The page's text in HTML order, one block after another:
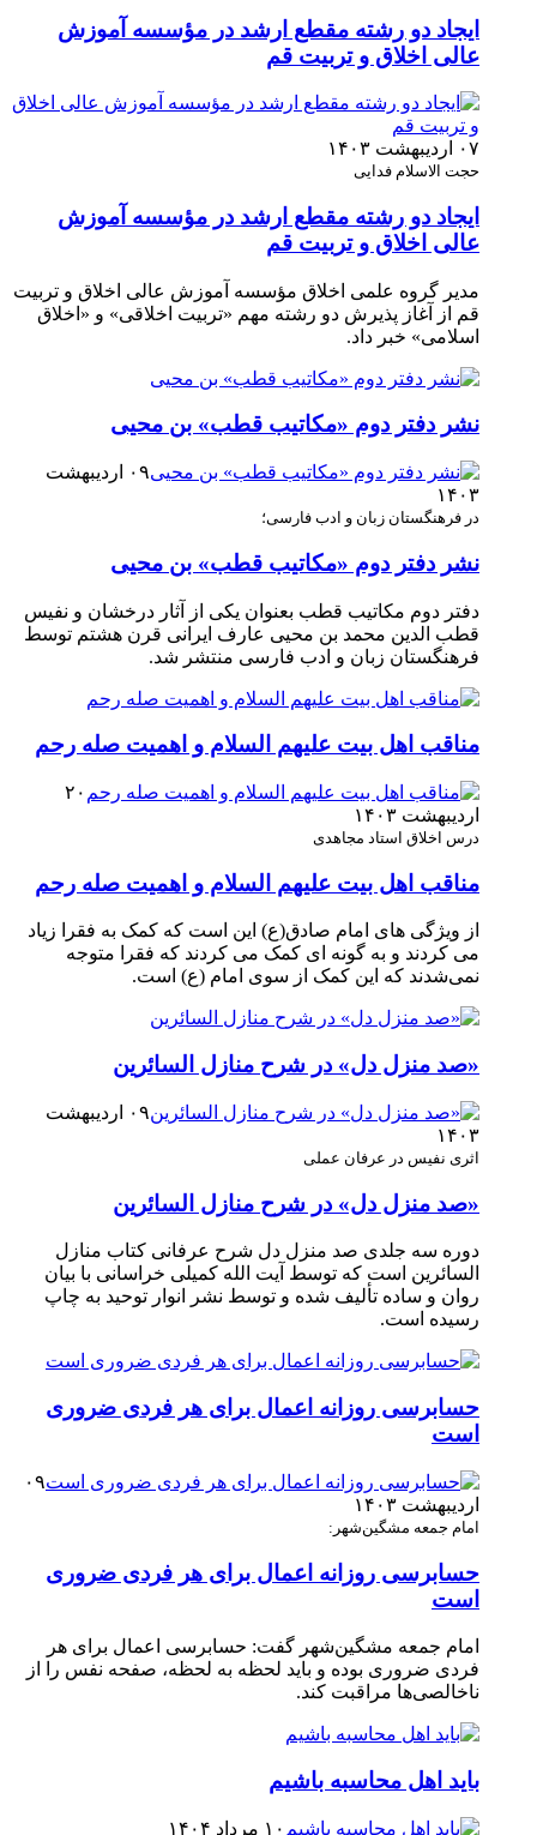
ایجاد دو رشته مقطع ارشد در مؤسسه آموزش
عالی اخلاق و تربیت قم
۰۷ اردیبهشت ۱۴۰۳
حجت الاسلام فدایی
ایجاد دو رشته مقطع ارشد در مؤسسه آموزش
عالی اخلاق و تربیت قم
مدیر گروه علمی اخلاق مؤسسه آموزش عالی اخلاق و تربیت
قم از آغاز پذیرش دو رشته مهم «تربیت اخلاقی» و «اخلاق
اسلامی» خبر داد.
نشر دفتر دوم «مکاتیب قطب» بن محیی
۰۹ اردیبهشت
۱۴۰۳
در فرهنگستان زبان و ادب فارسی؛
نشر دفتر دوم «مکاتیب قطب» بن محیی
دفتر دوم مکاتیب قطب بعنوان یکی از آثار درخشان و نفیس
قطب الدین محمد بن محیی عارف ایرانی قرن هشتم توسط
فرهنگستان زبان و ادب فارسی منتشر شد.
مناقب اهل بیت علیهم السلام و اهمیت صله رحم
۲۰
اردیبهشت ۱۴۰۳
درس اخلاق استاد مجاهدی
مناقب اهل بیت علیهم السلام و اهمیت صله رحم
از ویژگی های امام صادق(ع) این است که کمک به فقرا زیاد
می کردند و به گونه ای کمک می کردند که فقرا متوجه
نمی‌شدند که این کمک از سوی امام (ع) است.
«صد منزل دل» در شرح منازل السائرین
۰۹ اردیبهشت
۱۴۰۳
اثری نفیس در عرفان عملی
«صد منزل دل» در شرح منازل السائرین
دوره سه جلدی صد منزل دل شرح عرفانی کتاب منازل
السائرین است که توسط آیت الله کمیلی خراسانی با بیان
روان و ساده تألیف شده و توسط نشر انوار توحید به چاپ
رسیده است.
حسابرسی روزانه اعمال برای هر فردی ضروری
است
۰۹
اردیبهشت ۱۴۰۳
امام جمعه مشگین‌شهر:
حسابرسی روزانه اعمال برای هر فردی ضروری
است
امام جمعه مشگین‌شهر گفت: حسابرسی اعمال برای هر
فردی ضروری بوده و باید لحظه به لحظه، صفحه نفس را از
ناخالصی‌ها مراقبت کند.
باید اهل محاسبه باشیم
۱۰ مرداد ۱۴۰۴